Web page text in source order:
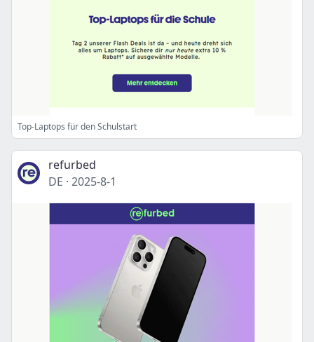
Top-Laptops für den Schulstart
refurbed
DE · 2025-8-1